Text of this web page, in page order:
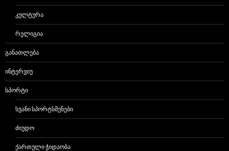
ᲙᲣᲚᲢᲣᲠᲐ
ᲠᲔᲚᲘᲒᲘᲐ
ᲒᲐᲜᲐᲗᲚᲔᲑᲐ
ᲘᲜᲢᲔᲠᲕᲘᲣ
ᲡᲞᲝᲠᲢᲘ
ᲡᲕᲐᲜᲘ ᲡᲞᲝᲠᲢᲡᲛᲔᲜᲔᲑᲘ
ᲫᲘᲣᲓᲝ
ᲥᲐᲠᲗᲣᲚᲘ ᲭᲘᲓᲐᲝᲑᲐ